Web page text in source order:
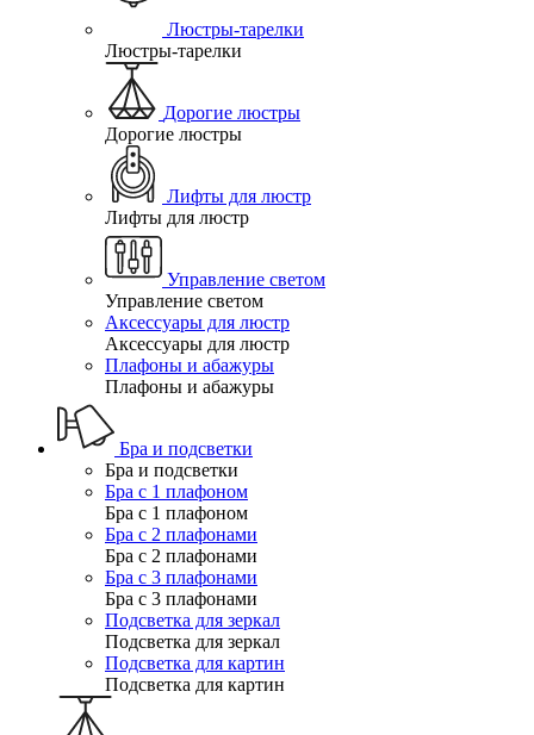
Люстры-тарелки
Люстры-тарелки
Дорогие люстры
Дорогие люстры
Лифты для люстр
Лифты для люстр
Управление светом
Управление светом
Аксессуары для люстр
Аксессуары для люстр
Плафоны и абажуры
Плафоны и абажуры
Бра и подсветки
Бра и подсветки
Бра с 1 плафоном
Бра с 1 плафоном
Бра с 2 плафонами
Бра с 2 плафонами
Бра с 3 плафонами
Бра с 3 плафонами
Подсветка для зеркал
Подсветка для зеркал
Подсветка для картин
Подсветка для картин